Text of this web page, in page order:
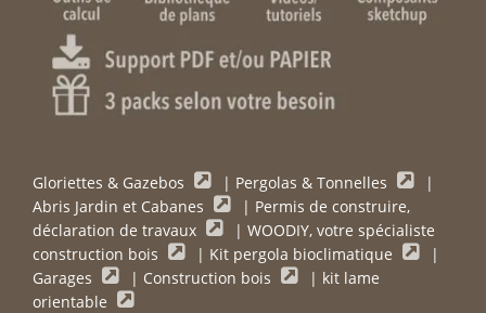
Gloriettes & Gazebos | Pergolas & Tonnelles
|
Abris Jardin et Cabanes
| Permis de construire,
déclaration de travaux
| WOODIY, votre spécialiste
construction bois
| Kit pergola bioclimatique
|
Garages
| Construction bois | kit lame
orientable